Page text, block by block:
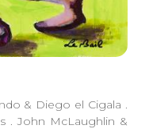
& Diego el Cigala .
. John McLaughlin &